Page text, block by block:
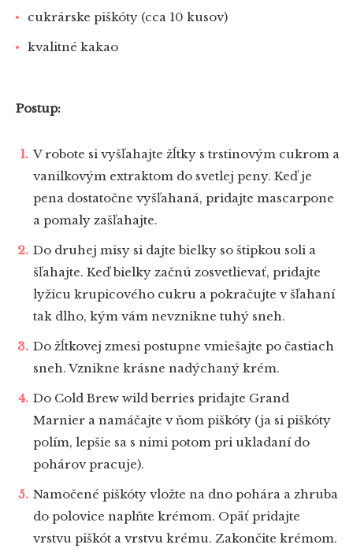
cukrárske piškóty (cca 10 kusov)
kvalitné kakao
Postup:
V robote si vyšľahajte žĺtky s trstinovým cukrom a
vanilkovým extraktom do svetlej peny. Keď je
pena dostatočne vyšľahaná, pridajte mascarpone
a pomaly zašľahajte.
Do druhej misy si dajte bielky so štipkou soli a
šľahajte. Keď bielky začnú zosvetlievať, pridajte
lyžicu krupicového cukru a pokračujte v šľahaní
tak dlho, kým vám nevznikne tuhý sneh.
Do žĺtkovej zmesi postupne vmiešajte po častiach
sneh. Vznikne krásne nadýchaný krém.
Do Cold Brew wild berries pridajte Grand
Marnier a namáčajte v ňom piškóty (ja si piškóty
polím, lepšie sa s nimi potom pri ukladaní do
pohárov pracuje).
Namočené piškóty vložte na dno pohára a zhruba
do polovice naplňte krémom. Opäť pridajte
vrstvu piškót a vrstvu krému. Zakončite krémom.